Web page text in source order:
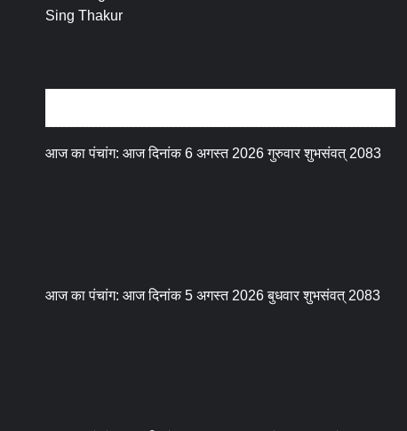
आज का पंचांग: आज दिनांक 6 अगस्त 2026 गुरुवार शुभसंवत् 2083
आज का पंचांग: आज दिनांक 5 अगस्त 2026 बुधवार शुभसंवत् 2083